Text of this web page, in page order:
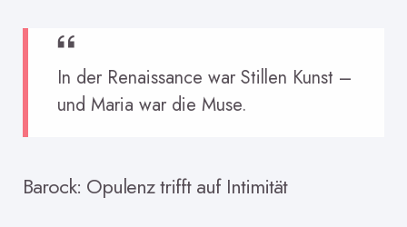
In der Renaissance war Stillen Kunst –
und Maria war die Muse.
Barock: Opulenz trifft auf Intimität